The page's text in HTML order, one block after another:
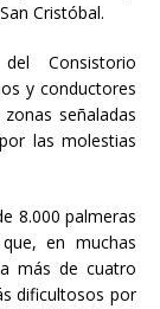
Cristóbal.
Consistorio
y conductores
señaladas
las molestias
8.000 palmeras
en muchas
más de cuatro
dificultosos por